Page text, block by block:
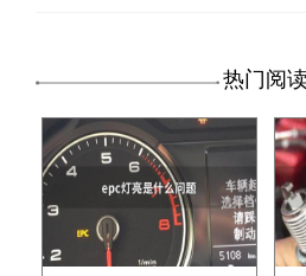
热门阅读